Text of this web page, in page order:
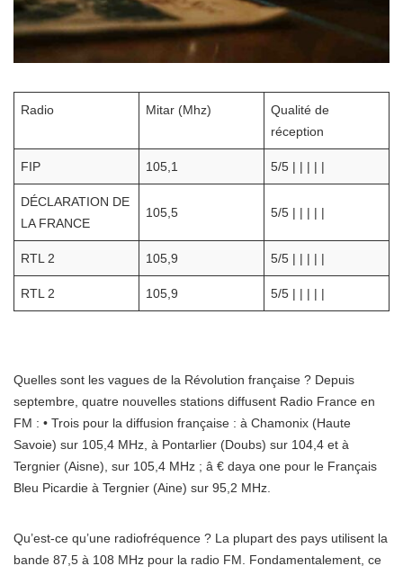
Radio Mitar (Mhz)
Qualité de
réception
FIP 105,1 5/5 | | | | |
DÉCLARATION DE
LA FRANCE
105,5 5/5 | | | | |
RTL 2 105,9 5/5 | | | | |
RTL 2 105,9 5/5 | | | | |
Quelles sont les vagues de la Révolution française ? Depuis
septembre, quatre nouvelles stations diffusent Radio France en
FM : • Trois pour la diffusion française : à Chamonix (Haute
Savoie) sur 105,4 MHz, à Pontarlier (Doubs) sur 104,4 et à
Tergnier (Aisne), sur 105,4 MHz ; â € daya one pour le Français
Bleu Picardie à Tergnier (Aine) sur 95,2 MHz.
Qu’est-ce qu’une radiofréquence ? La plupart des pays utilisent la
bande 87,5 à 108 MHz pour la radio FM. Fondamentalement, ce